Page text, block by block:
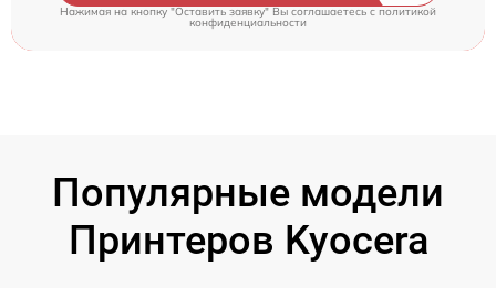
Нажимая на кнопку "Оставить заявку" Вы соглашаетесь c политикой
конфиденциальности
Популярные модели
Принтеров Kyocera